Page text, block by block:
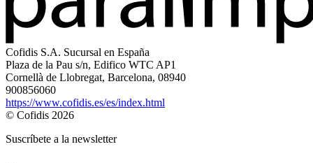
Cofidis S.A. Sucursal en España
Plaza de la Pau s/n, Edifico WTC AP1
Cornellà de Llobregat, Barcelona, 08940
900856060
https://www.cofidis.es/es/index.html
© Cofidis 2026
Suscríbete a la newsletter